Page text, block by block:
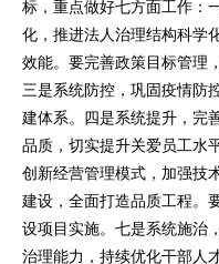
标，重点做好七方面工作：
化，推进法人治理结构科学
效能。要完善政策目标管理
三是系统防控，巩固疫情防
建体系。四是系统提升，完
品质，切实提升关爱员工水
创新经营管理模式，加强技
建设，全面打造品质工程。
设项目实施。七是系统施治
治理能力，持续优化干部人